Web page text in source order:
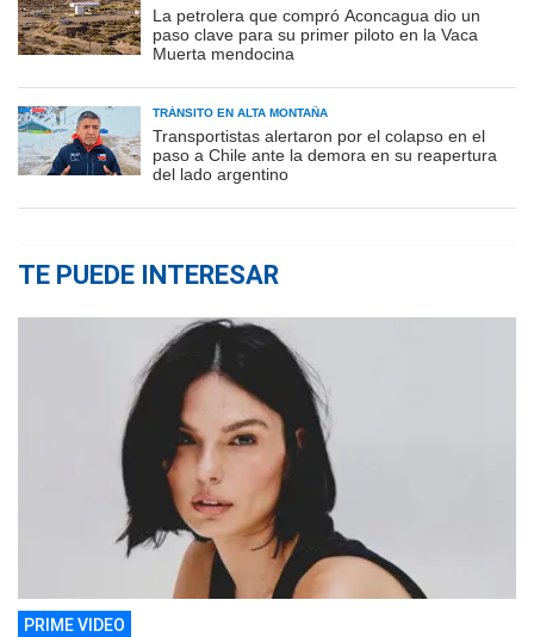
La petrolera que compró Aconcagua dio un
paso clave para su primer piloto en la Vaca
Muerta mendocina
TRÁNSITO EN ALTA MONTAÑA
Transportistas alertaron por el colapso en el
paso a Chile ante la demora en su reapertura
del lado argentino
TE PUEDE INTERESAR
PRIME VIDEO